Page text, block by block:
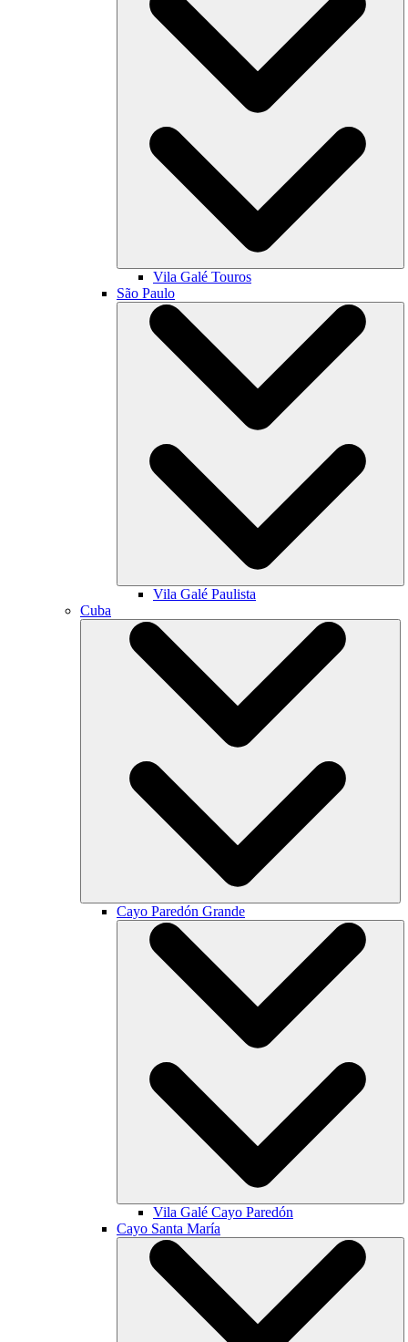
Vila Galé Touros
São Paulo
Vila Galé Paulista
Cuba
Cayo Paredón Grande
Vila Galé Cayo Paredón
Cayo Santa María